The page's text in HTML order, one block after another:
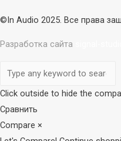
©In Audio 2025. Все права
Разработка сайта
Прокрутка
Click outside to hide the
Сравнить
Compare ×